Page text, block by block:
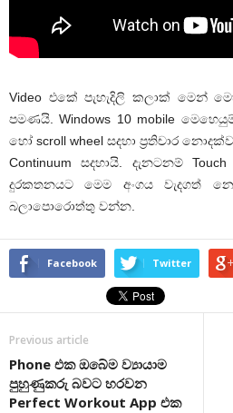
Video එකේ පැහැදිලි කලාක් මෙන්
පමණයි. Windows 10 mobile
හෝ scroll wheel සදහා ප්‍රතිචාර
Continuum සදහායි. දැනටනම්
දුරකතනයට මෙම අංගය වැදගත්
බලාපොරොත්තු වන්න.
Facebook Twitter
Previous article
Phone එක ඔබේම ව්‍යායාම
පුහුණුකරු බවට හරවන
Perfect Workout App එක